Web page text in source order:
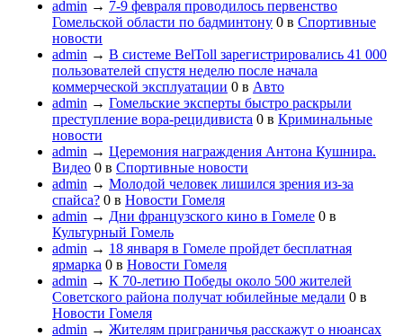
admin → 7-9 февраля проводилось первенство
Гомельской области по бадминтону 0 в Спортивные
новости
admin → В системе BelToll зарегистрировались 41 000
пользователей спустя неделю после начала
коммерческой эксплуатации 0 в Авто
admin → Гомельские эксперты быстро раскрыли
преступление вора-рецидивиста 0 в Криминальные
новости
admin → Церемония награждения Антона Кушнира.
Видео 0 в Спортивные новости
admin → Молодой человек лишился зрения из-за
спайса? 0 в Новости Гомеля
admin → Дни французского кино в Гомеле 0 в
Культурный Гомель
admin → 18 января в Гомеле пройдет бесплатная
ярмарка 0 в Новости Гомеля
admin → К 70-летию Победы около 500 жителей
Советского района получат юбилейные медали 0 в
Новости Гомеля
admin → Жителям приграничья расскажут о нюансах